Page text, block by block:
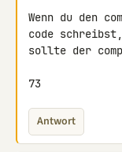
Wenn du den
code
sollte der
73
Antwort